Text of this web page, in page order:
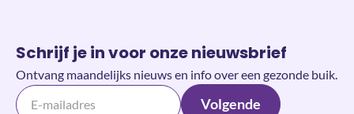
Schrijf je in voor onze nieuwsbrief
Ontvang maandelijks nieuws en info over een gezonde buik.
Volgende